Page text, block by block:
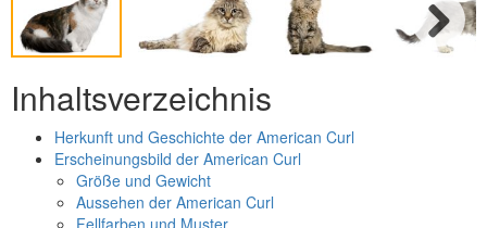
Inhaltsverzeichnis
Herkunft und Geschichte der American Curl
Erscheinungsbild der American Curl
Größe und Gewicht
Aussehen der American Curl
Fellfarben und Muster